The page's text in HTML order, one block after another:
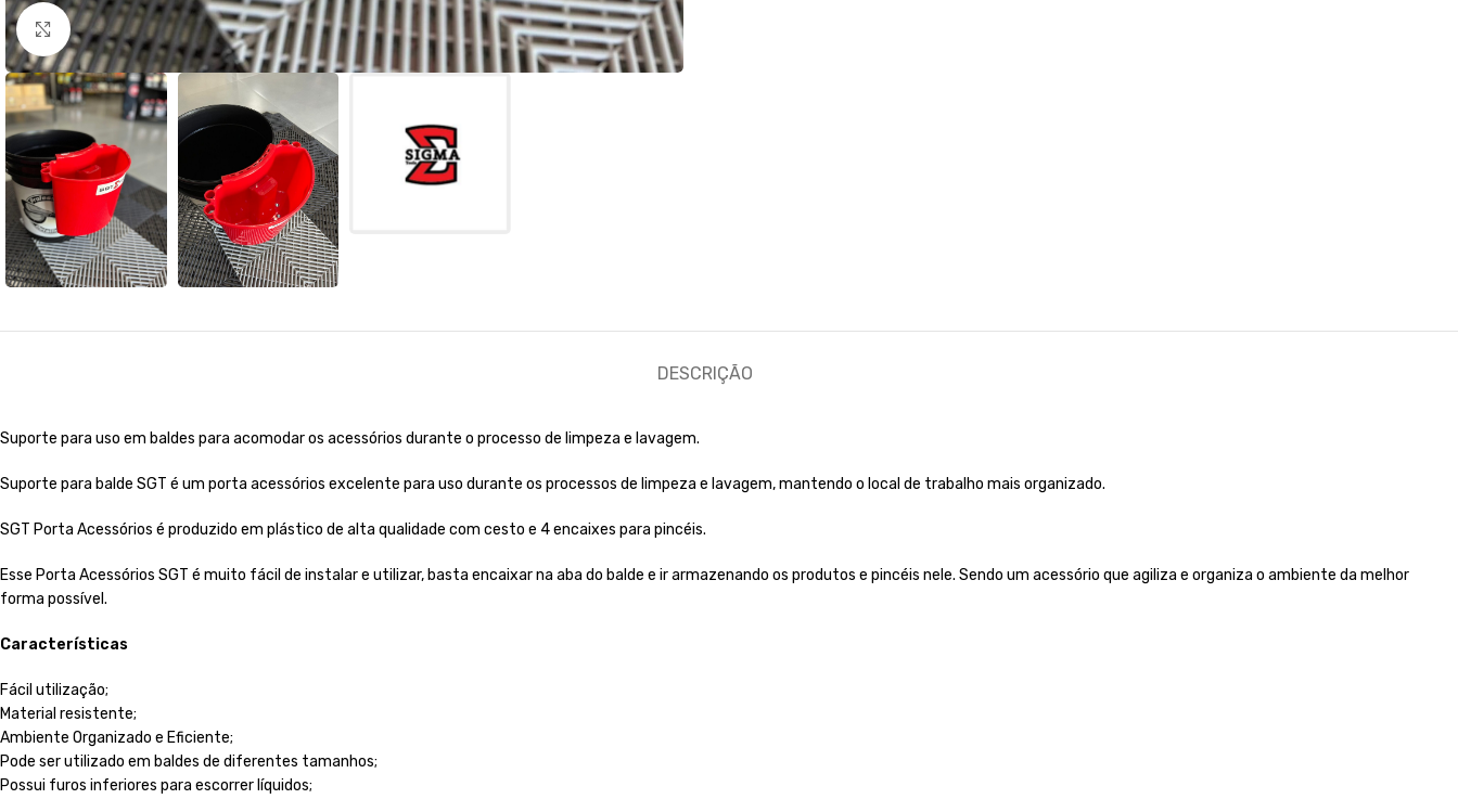
Clique para ampliar
DESCRIÇÃO
Suporte para uso em baldes para acomodar os acessórios durante o processo de limpeza e lavagem.
Suporte para balde SGT é um porta acessórios excelente para uso durante os processos de limpeza e lavagem, mantendo o local de trabalho mais organizado.
SGT Porta Acessórios é produzido em plástico de alta qualidade com cesto e 4 encaixes para pincéis.
Esse Porta Acessórios SGT é muito fácil de instalar e utilizar, basta encaixar na aba do balde e ir armazenando os produtos e pincéis nele. Sendo um acessório que agiliza e organiza o ambiente da melhor
forma possível.
Características
Fácil utilização;
Material resistente;
Ambiente Organizado e Eficiente;
Pode ser utilizado em baldes de diferentes tamanhos;
Possui furos inferiores para escorrer líquidos;